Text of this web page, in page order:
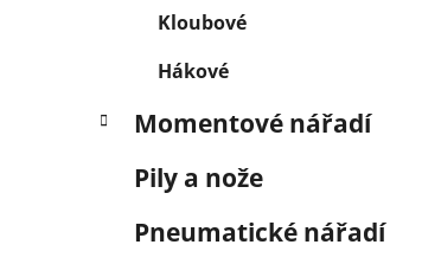
Kloubové
Hákové
Momentové nářadí
Pily a nože
Pneumatické nářadí